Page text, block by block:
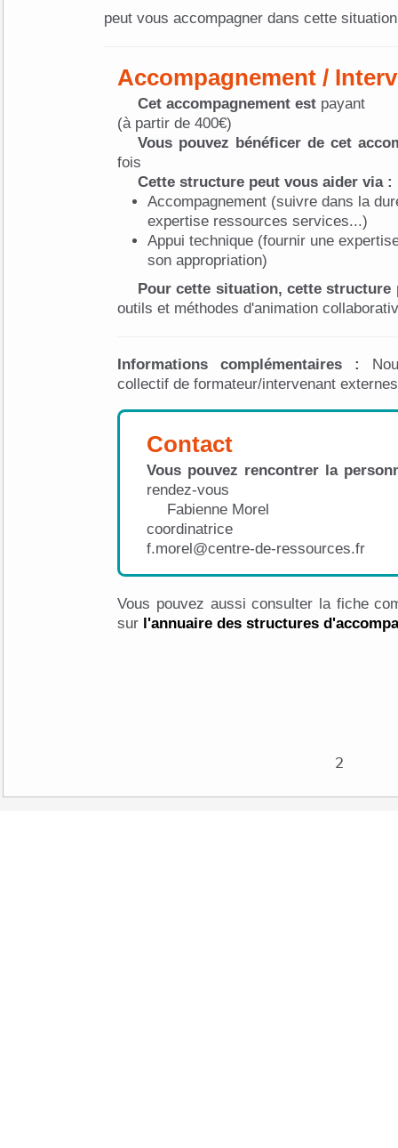
peut vous accompagner dans cette situation
Accompagnement /
Cet accompagnement est payant
(à partir de 400€)
Vous pouvez bénéficer de cet
fois
Cette structure peut vous aider via :
Accompagnement (suivre dans la
expertise ressources services...)
Appui technique (fournir une
son appropriation)
Pour cette situation, cette
outils et méthodes d'animation
Informations complémentaires :
collectif de formateur/intervenant
Contact
Vous pouvez rencontrer la
rendez-vous
Fabienne Morel
coordinatrice
f.morel@centre-de-ressources.fr
Vous pouvez aussi consulter la fiche
sur l'annuaire des structures